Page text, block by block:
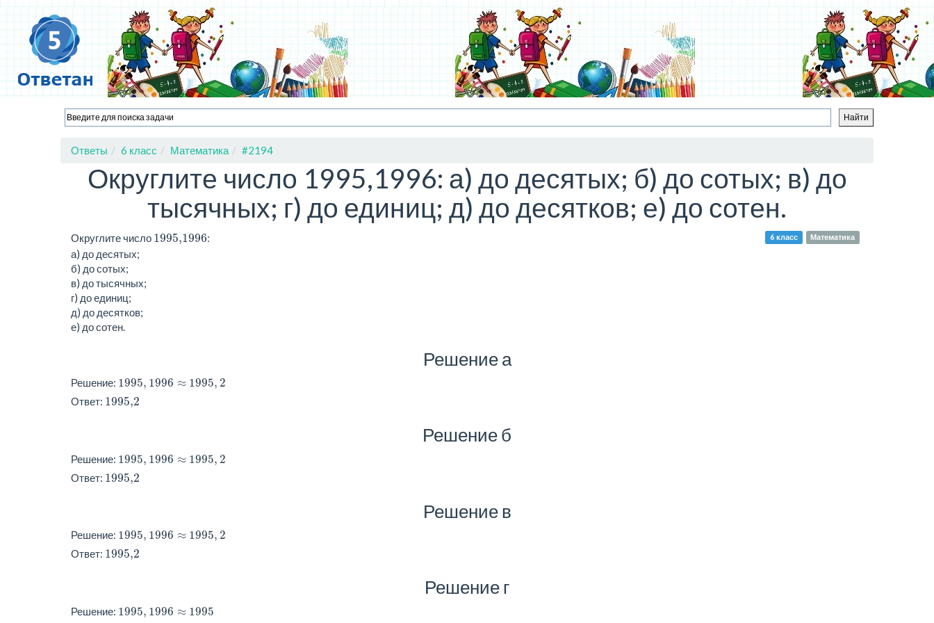
Ответы 6 класс Математика #2194
Округлите число 1995,1996: а) до десятых; б) до сотых; в) до
тысячных; г) до единиц; д) до десятков; е) до сотен.
6 класс Математика
Округлите число 1995,1996:
а) до десятых;
б) до сотых;
в) до тысячных;
г) до единиц;
д) до десятков;
е) до сотен.
Решение а
Решение: 1995, 1996 ≈ 1995, 2
1995 1996 ≈1995, 2
Ответ: 1995,2
Решение б
Решение: 1995, 1996 ≈ 1995, 2
1995 1996 ≈1995, 2
Ответ: 1995,2
Решение в
Решение: 1995, 1996 ≈ 1995, 2
1995 1996 ≈1995, 2
Ответ: 1995,2
Решение г
Решение: 1995, 1996 ≈ 1995
1995 1996 ≈1995